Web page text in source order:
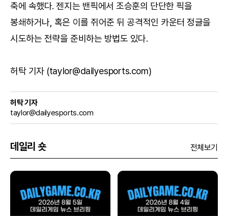
축에 속했다. 젠지는 밴픽에서 조승훈의 단단한 픽을
봉쇄하거나, 혹은 이를 쥐어준 뒤 공격적인 카운터 정글을
시도하는 전략을 준비하는 방법도 있다.
허탁 기자 (taylor@dailyesports.com)
허탁 기자
taylor@dailyesports.com
데일리 숏 전체보기